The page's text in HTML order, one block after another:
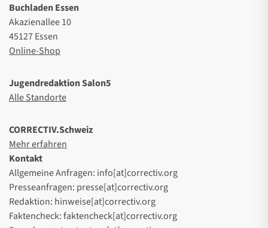
Buchladen Essen
Akazienallee 10
45127 Essen
Online-Shop
Jugendredaktion Salon5
Alle Standorte
CORRECTIV.Schweiz
Mehr erfahren
Kontakt
Allgemeine Anfragen: info[at]correctiv.org
Presseanfragen: presse[at]correctiv.org
Redaktion: hinweise[at]correctiv.org
Faktencheck: faktencheck[at]correctiv.org